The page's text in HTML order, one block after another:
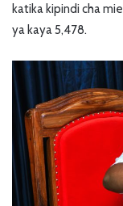
katika kipindi cha
ya kaya 5,478.